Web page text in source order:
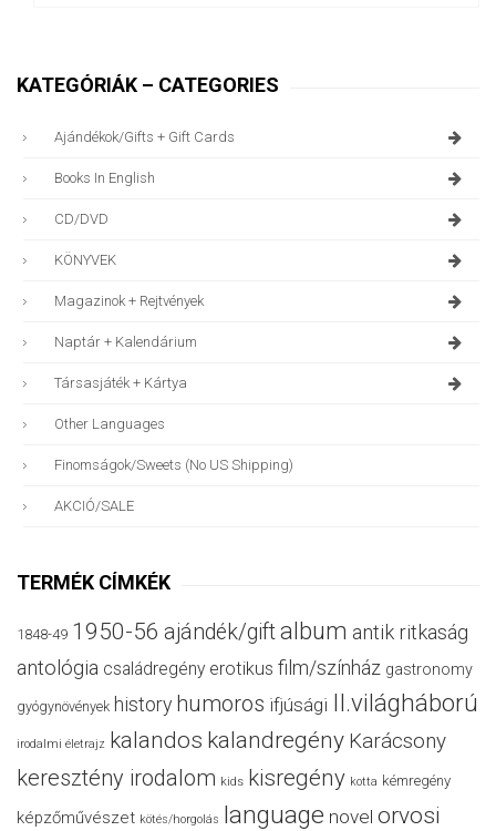
KATEGÓRIÁK – CATEGORIES
Ajándékok/gifts + Gift Cards
Books In English
CD/DVD
KÖNYVEK
Magazinok + Rejtvények
Naptár + Kalendárium
Társasjáték + Kártya
Other Languages
Finomságok/sweets (no US Shipping)
AKCIÓ/SALE
TERMÉK CÍMKÉK
1848-49 1950-56 ajándék/giftalbum antik ritkaság
antológia családregény erotikus film/színház gastronomy
gyógynövények history humoros ifjúsági II.világháború
irodalmi életrajz kalandos kalandregény Karácsony
keresztény irodalom kids kisregény kotta kémregény
képzőművészet kötés/horgolás language novel orvosi